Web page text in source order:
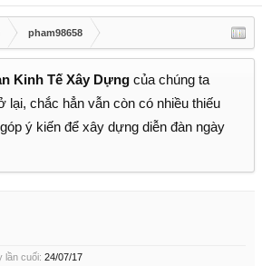
pham98658
Kinh Tế Xây Dựng của chúng ta
lại, chắc hẳn vẫn còn có nhiều thiếu
ý kiến để xây dựng diễn đàn ngày
lần cuối: 24/07/17